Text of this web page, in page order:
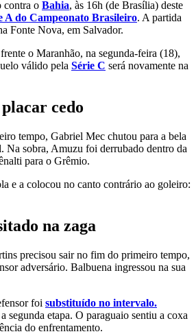
contra o Bahia, às 16h (de Brasília) deste
A do Campeonato Brasileiro. A partida
Fonte Nova, em Salvador.
o Maranhão, na segunda-feira (18),
válido pela Série C será novamente na
cedo
tempo, Gabriel Mec chutou para a bela
Na sobra, Amuzu foi derrubado dentro da
para o Grêmio.
e a colocou no canto contrário ao goleiro:
na zaga
precisou sair no fim do primeiro tempo,
adversário. Balbuena ingressou na sua
foi substituído no intervalo.
segunda etapa. O paraguaio sentiu a coxa
do enfrentamento.